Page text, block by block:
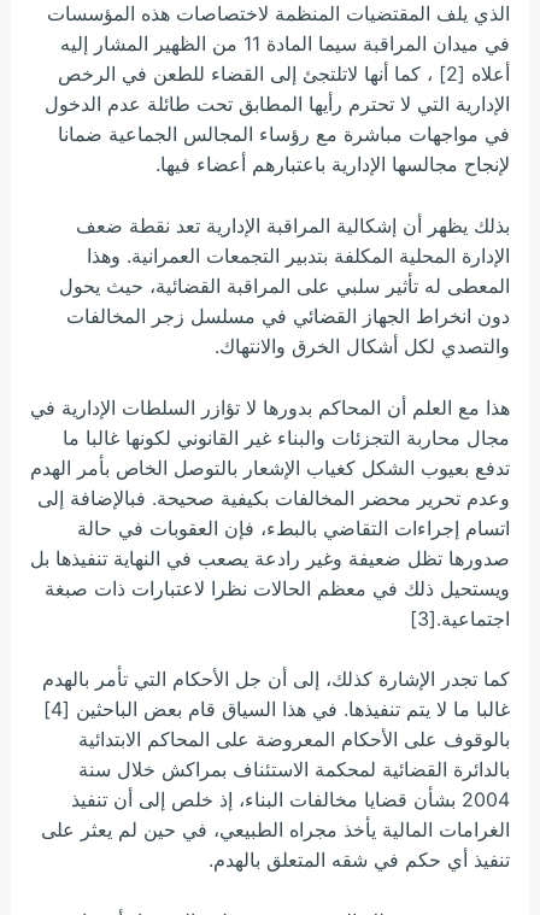
الذي يلف المقتضيات المنظمة لاختصاصات هذه المؤسسات
في ميدان المراقبة سيما المادة 11 من الظهير المشار إليه
أعلاه [2] ، كما أنها لاتلتجئ إلى القضاء للطعن في الرخص
الإدارية التي لا تحترم رأيها المطابق تحت طائلة عدم الدخول
في مواجهات مباشرة مع رؤساء المجالس الجماعية ضمانا
لإنجاح مجالسها الإدارية باعتبارهم أعضاء فيها.
بذلك يظهر أن إشكالية المراقبة الإدارية تعد نقطة ضعف
الإدارة المحلية المكلفة بتدبير التجمعات العمرانية. وهذا
المعطى له تأثير سلبي على المراقبة القضائية، حيث يحول
دون انخراط الجهاز القضائي في مسلسل زجر المخالفات
والتصدي لكل أشكال الخرق والانتهاك.
هذا مع العلم أن المحاكم بدورها لا تؤازر السلطات الإدارية في
مجال محاربة التجزئات والبناء غير القانوني لكونها غالبا ما
تدفع بعيوب الشكل كغياب الإشعار بالتوصل الخاص بأمر الهدم
وعدم تحرير محضر المخالفات بكيفية صحيحة. فبالإضافة إلى
اتسام إجراءات التقاضي بالبطء، فإن العقوبات في حالة
صدورها تظل ضعيفة وغير رادعة يصعب في النهاية تنفيذها بل
ويستحيل ذلك في معظم الحالات نظرا لاعتبارات ذات صبغة
اجتماعية.[3]
كما تجدر الإشارة كذلك، إلى أن جل الأحكام التي تأمر بالهدم
غالبا ما لا يتم تنفيذها. في هذا السياق قام بعض الباحثين [4]
بالوقوف على الأحكام المعروضة على المحاكم الابتدائية
بالدائرة القضائية لمحكمة الاستئناف بمراكش خلال سنة
2004 بشأن قضايا مخالفات البناء، إذ خلص إلى أن تنفيذ
الغرامات المالية يأخذ مجراه الطبيعي، في حين لم يعثر على
تنفيذ أي حكم في شقه المتعلق بالهدم.